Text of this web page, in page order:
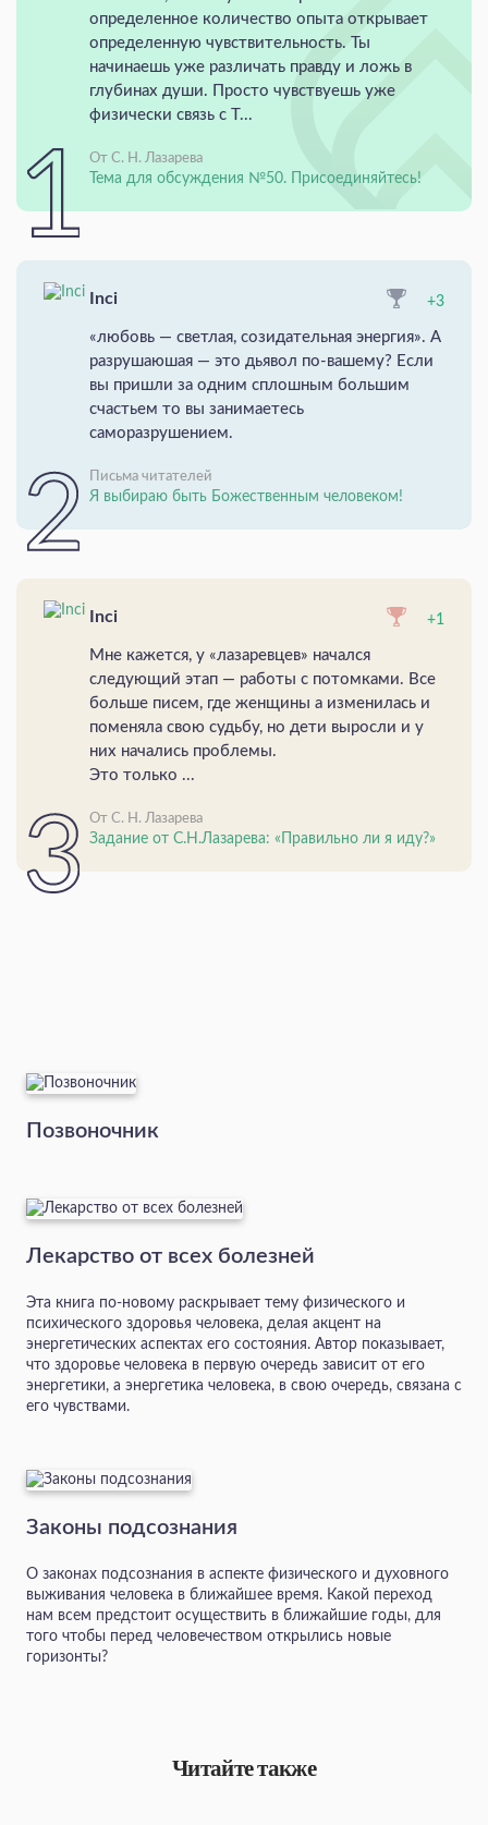
определенное количество опыта открывает
определенную чувствительность. Ты
начинаешь уже различать правду и ложь в
глубинах души. Просто чувствуешь уже
физически связь с Т...
От С. Н. Лазарева
Тема для обсуждения №50. Присоединяйтесь!
Inci +3
«любовь — светлая, созидательная энергия». А
разрушаюшая — это дьявол по-вашему? Если
вы пришли за одним сплошным большим
счастьем то вы занимаетесь
саморазрушением.
Письма читателей
Я выбираю быть Божественным человеком!
Inci +1
Мне кажется, у «лазаревцев» начался
следующий этап — работы с потомками. Все
больше писем, где женщины а изменилась и
поменяла свою судьбу, но дети выросли и у
них начались проблемы.
Это только ...
От С. Н. Лазарева
Задание от С.Н.Лазарева: «Правильно ли я иду?»
Позвоночник
Лекарство от всех болезней
Эта книга по-новому раскрывает тему физического и
психического здоровья человека, делая акцент на
энергетических аспектах его состояния. Автор показывает,
что здоровье человека в первую очередь зависит от его
энергетики, а энергетика человека, в свою очередь, связана с
его чувствами.
Законы подсознания
О законах подсознания в аспекте физического и духовного
выживания человека в ближайшее время. Какой переход
нам всем предстоит осуществить в ближайшие годы, для
того чтобы перед человечеством открылись новые
горизонты?
Читайте также